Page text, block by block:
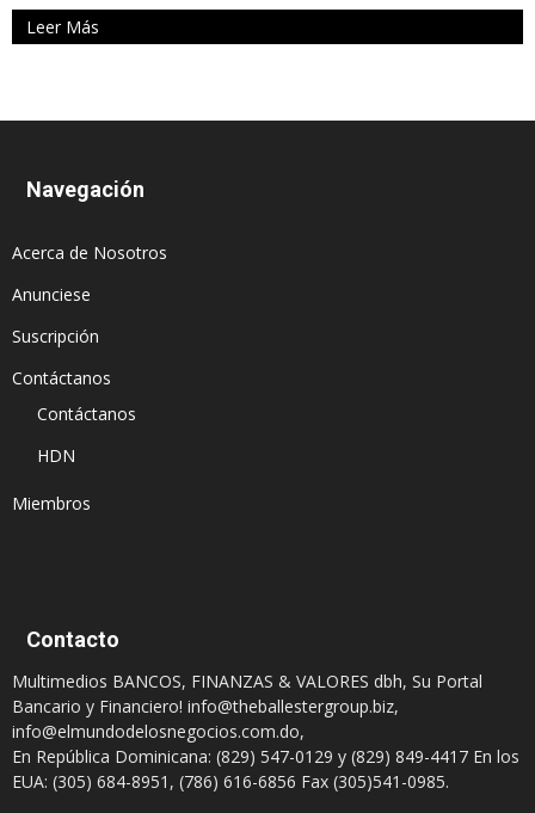
Leer Más
Navegación
Acerca de Nosotros
Anunciese
Suscripción
Contáctanos
Contáctanos
HDN
Miembros
Contacto
Multimedios BANCOS, FINANZAS & VALORES dbh, Su Portal
Bancario y Financiero! info@theballestergroup.biz,
info@elmundodelosnegocios.com.do,
En República Dominicana: (829) 547-0129 y (829) 849-4417 En los
EUA: (305) 684-8951, (786) 616-6856 Fax (305)541-0985.